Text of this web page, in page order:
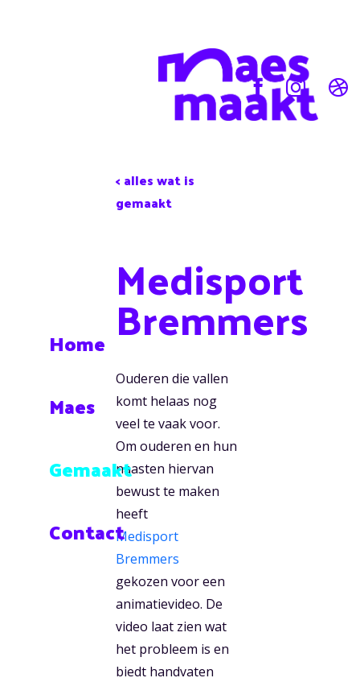
Home
Maes
Gemaakt
Contact
< alles wat is
gemaakt
Medisport
Bremmers
Ouderen die vallen
komt helaas nog
veel te vaak voor.
Om ouderen en hun
naasten hiervan
bewust te maken
heeft
Medisport
Bremmers
gekozen voor een
animatievideo. De
video laat zien wat
het probleem is en
biedt handvaten